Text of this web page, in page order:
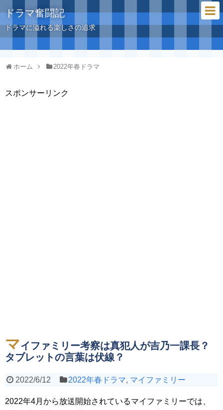
ドラマ奮闘記
ドラマに溢れる楽しさの追求
ホーム 2022年春ドラマ
スポンサーリンク
マイファミリー考察は真犯人が吉乃一課長？
タブレットの言葉は伏線？
2022/6/12 2022年春ドラマ, マイファミリー
2022年4月から放送開始されているマイファミリーでは、